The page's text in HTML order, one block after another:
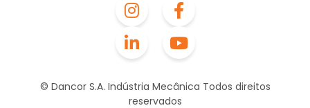
© Dancor S.A. Indústria Mecânica Todos direitos
reservados